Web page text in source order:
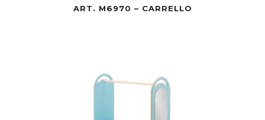
ART. M6970 – CARRELLO